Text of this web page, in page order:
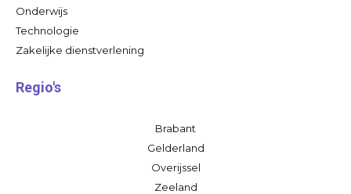
Onderwijs
Technologie
Zakelijke dienstverlening
Regio's
Brabant
Gelderland
Overijssel
Zeeland